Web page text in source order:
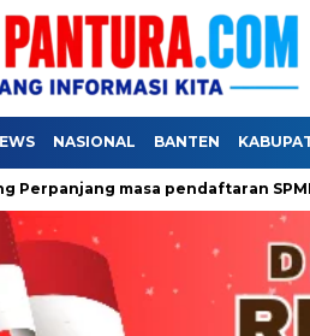
NASIONAL BANTEN
masa pendaftaran SPMB